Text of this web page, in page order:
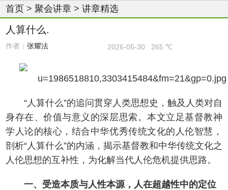
首页 > 聚会讲章 > 讲章精选
人算什么.
作者： 张耀法 2026-05-30 265 ℃
“人算什么”的追问贯穿人类思想史，触及人类对自
身存在、价值与意义的深层思索。本文立足基督教神
学人论的核心，结合中华优秀传统文化的人伦智慧，
剖析“人算什么”的内涵，揭示基督教和中华传统文化之
人伦思想的互补性，为化解当代人伦危机提供思路。
一、受造本质与人性本源，人在超越性中的定位